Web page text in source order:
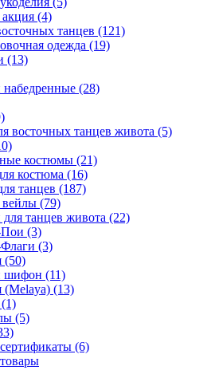
(4)
танцев (121)
одежда (19)
(13)
(28)
восточных танцев живота (5)
костюмы (21)
костюма (16)
танцев (187)
вейлы (79)
танцев живота (22)
(3)
(3)
(50)
шифон (11)
(Melaya) (13)
(5)
(6)